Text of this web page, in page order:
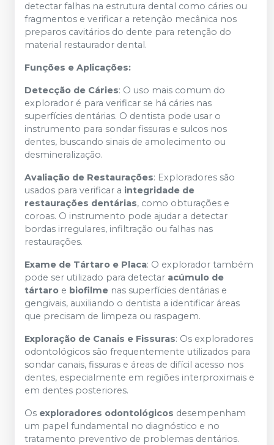
detectar falhas na estrutura dental como cáries ou
fragmentos e verificar a retenção mecânica nos
preparos cavitários do dente para retenção do
material restaurador dental.
Funções e Aplicações:
Detecção de Cáries: O uso mais comum do
explorador é para verificar se há cáries nas
superfícies dentárias. O dentista pode usar o
instrumento para sondar fissuras e sulcos nos
dentes, buscando sinais de amolecimento ou
desmineralização.
Avaliação de Restaurações: Exploradores são
usados para verificar a integridade de
restaurações dentárias, como obturações e
coroas. O instrumento pode ajudar a detectar
bordas irregulares, infiltração ou falhas nas
restaurações.
Exame de Tártaro e Placa: O explorador também
pode ser utilizado para detectar acúmulo de
tártaro e biofilme nas superfícies dentárias e
gengivais, auxiliando o dentista a identificar áreas
que precisam de limpeza ou raspagem.
Exploração de Canais e Fissuras: Os exploradores
odontológicos são frequentemente utilizados para
sondar canais, fissuras e áreas de difícil acesso nos
dentes, especialmente em regiões interproximais e
em dentes posteriores.
Os exploradores odontológicos desempenham
um papel fundamental no diagnóstico e no
tratamento preventivo de problemas dentários.